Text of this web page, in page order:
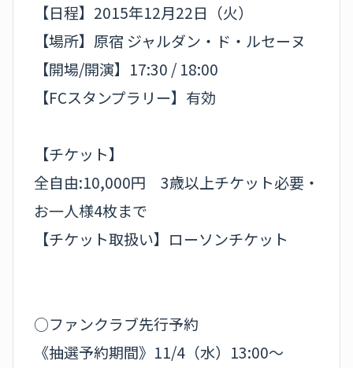
【日程】2015年12月22日（火）
【場所】原宿 ジャルダン・ド・ルセーヌ
【開場/開演】17:30 / 18:00
【FCスタンプラリー】有効
【チケット】
全自由:10,000円 3歳以上チケット必要・
お一人様4枚まで
【チケット取扱い】ローソンチケット
○ファンクラブ先行予約
《抽選予約期間》11/4（水）13:00～